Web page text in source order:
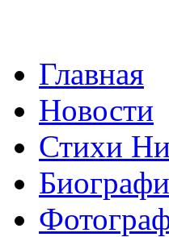
Главная
Новости
Стихи